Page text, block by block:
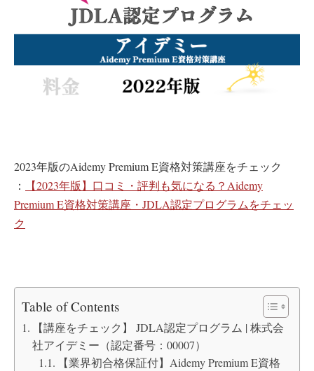
2023年版のAidemy Premium E資格対策講座をチェック
：
【2023年版】口コミ・評判も気になる？Aidemy
Premium E資格対策講座・JDLA認定プログラムをチェッ
ク
Table of Contents
【講座をチェック】 JDLA認定プログラム | 株式会
社アイデミー（認定番号：00007）
【業界初合格保証付】Aidemy Premium E資格